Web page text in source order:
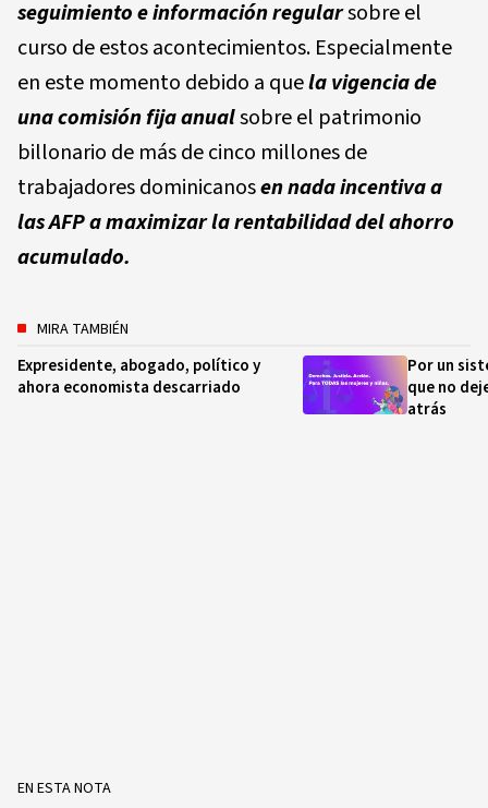
seguimiento e información regularsobre el
curso de estos acontecimientos. Especialmente
en este momento debido a quela vigencia de
una comisión fijaanualsobre el patrimonio
billonario de más de cinco millones de
trabajadores dominicanosen nada incentiva a
las AFP a maximizar la rentabilidad del ahorro
acumulado.
MIRA TAMBIÉN
Expresidente, abogado, político y
ahora economista descarriado
Por un
que no
atrás
EN ESTA NOTA